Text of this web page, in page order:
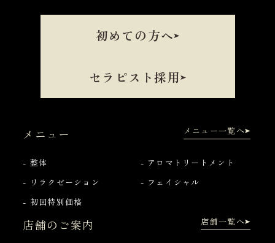
初めての方へ
セラピスト採用
メニュー メニュー一覧へ
整体
アロマトリートメント
リラクゼーション
フェイシャル
初回特別価格
店舗のご案内 店舗一覧へ